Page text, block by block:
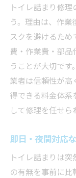
トイレ詰まり修
う。理由は、作
スクを避けるた
費・作業費・部
うことが大切で
業者は信頼性が高
得できる料金体
して修理を任せら
即日・夜間対応
トイレ詰まりは
の有無を事前に比